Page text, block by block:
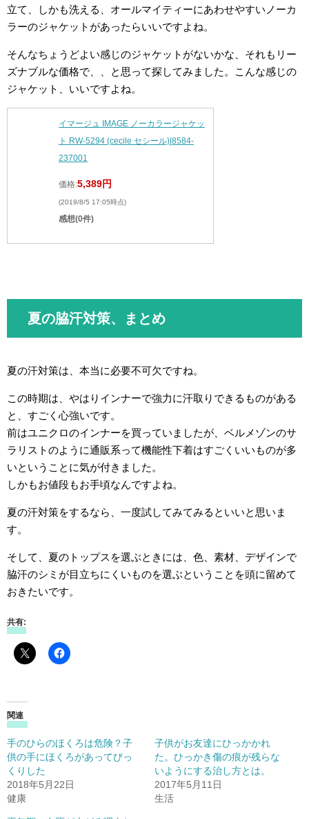
立て、しかも洗える、オールマイティーにあわせやすいノーカ
ラーのジャケットがあったらいいですよね。
そんなちょうどよい感じのジャケットがないかな、それもリー
ズナブルな価格で、、と思って探してみました。こんな感じの
ジャケット、いいですよね。
イマージュ IMAGE ノーカラージャケッ
ト RW-5294 (cecile セシール)|8584-
237001
価格:5,389円
(2019/8/5 17:05時点)
感想(0件)
夏の脇汗対策、まとめ
夏の汗対策は、本当に必要不可欠ですね。
この時期は、やはりインナーで強力に汗取りできるものがある
と、すごく心強いです。
前はユニクロのインナーを買っていましたが、ベルメゾンのサ
ラリストのように通販系って機能性下着はすごくいいものが多
いということに気が付きました。
しかもお値段もお手頃なんですよね。
夏の汗対策をするなら、一度試してみてみるといいと思いま
す。
そして、夏のトップスを選ぶときには、色、素材、デザインで
脇汗のシミが目立ちにくいものを選ぶということを頭に留めて
おきたいです。
共有:
関連
手のひらのほくろは危険？子
供の手にほくろがあってびっ
くりした
2018年5月22日
健康
子供がお友達にひっかかれ
た。ひっかき傷の痕が残らな
いようにする治し方とは。
2017年5月11日
生活